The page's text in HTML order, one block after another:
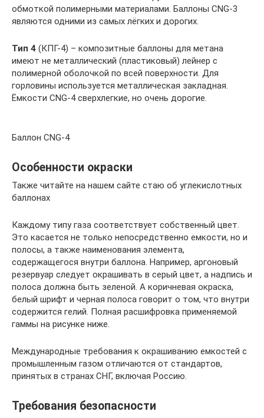
обмоткой полимерными материалами. Баллоны CNG-3
являются одними из самых лёгких и дорогих.
Тип 4 (КПГ-4) – композитные баллоны для метана
имеют не металлический (пластиковый) лейнер с
полимерной оболочкой по всей поверхности. Для
горловины используется металлическая закладная.
Ёмкости CNG-4 сверхлегкие, но очень дорогие.
Баллон CNG-4
Особенности окраски
Также читайте на нашем сайте стаю об углекислотных
баллонах
Каждому типу газа соответствует собственный цвет.
Это касается не только непосредственно емкости, но и
полосы, а также наименования элемента,
содержащегося внутри баллона. Например, аргоновый
резервуар следует окрашивать в серый цвет, а надпись и
полоса должна быть зеленой. А коричневая окраска,
белый шрифт и черная полоса говорит о том, что внутри
содержится гелий. Полная расшифровка применяемой
гаммы на рисунке ниже.
Международные требования к окрашиванию емкостей с
промышленным газом отличаются от стандартов,
принятых в странах СНГ, включая Россию.
Требования безопасности